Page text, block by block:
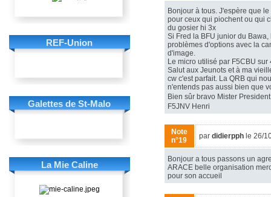
REF-Union
Galettes de St-Malo
La Mie Caline
Bonjour à tous. J'espère que
pour ceux qui piochent ou qui
du gosier hi 3x
Si Fred la BFU junior du
problèmes d'options avec la
d'image.
Le micro utilisé par F5CBU
Salut aux Jeunots et à ma
cw c'est parfait. La QRB qui
n'entends pas aussi bien que
Bien sûr bravo Mister
F5JNV Henri
Note
n°19
par didierpphle 26/
Bonjour a tous passons un
ARACE belle organisation
pour son accueil